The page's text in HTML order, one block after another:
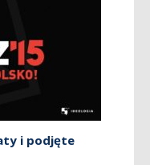
i podjęte